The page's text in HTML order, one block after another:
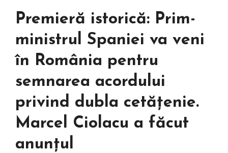
Premieră istorică: Prim-
ministrul Spaniei va veni
în România pentru
semnarea acordului
privind dubla cetăţenie.
Marcel Ciolacu a făcut
anunțul